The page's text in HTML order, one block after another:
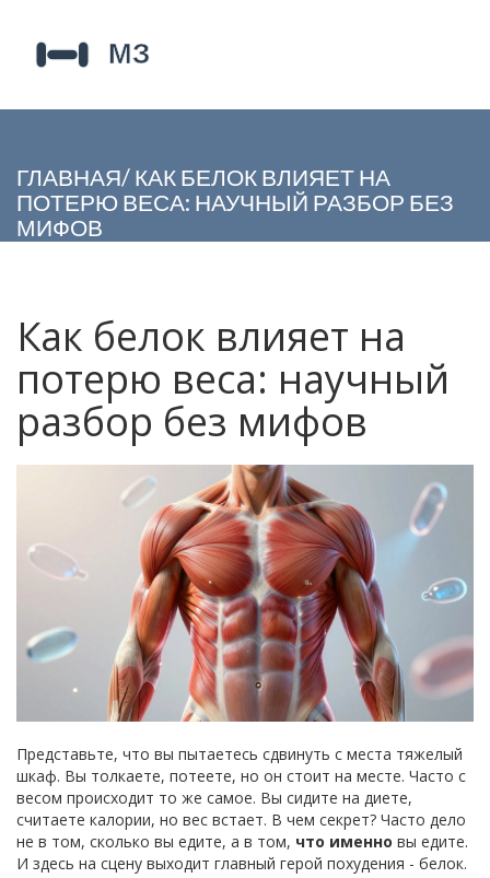
ГЛАВНАЯ/ КАК БЕЛОК ВЛИЯЕТ НА
ПОТЕРЮ ВЕСА: НАУЧНЫЙ РАЗБОР БЕЗ
МИФОВ
Как белок влияет на
потерю веса: научный
разбор без мифов
Представьте, что вы пытаетесь сдвинуть с места тяжелый
шкаф. Вы толкаете, потеете, но он стоит на месте. Часто с
весом происходит то же самое. Вы сидите на диете,
считаете калории, но вес встает. В чем секрет? Часто дело
не в том, сколько вы едите, а в том, что именно вы едите.
И здесь на сцену выходит главный герой похудения - белок.